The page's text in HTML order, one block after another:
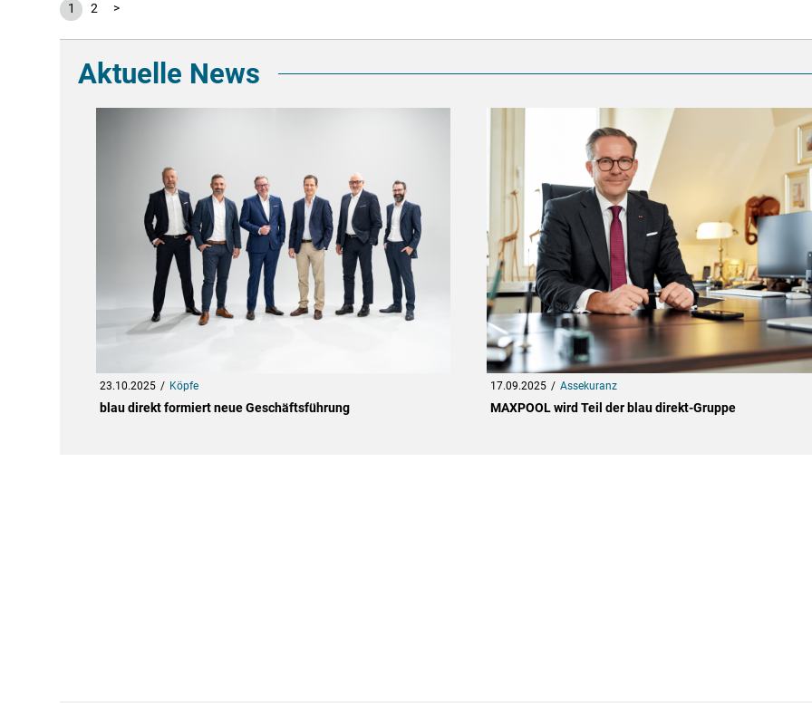
1 2 >
Aktuelle News
23.10.2025 Köpfe
blau direkt formiert neue Geschäftsführung
17.09.2025 Assekuranz
MAXPOOL wird Teil der blau direkt-Gruppe